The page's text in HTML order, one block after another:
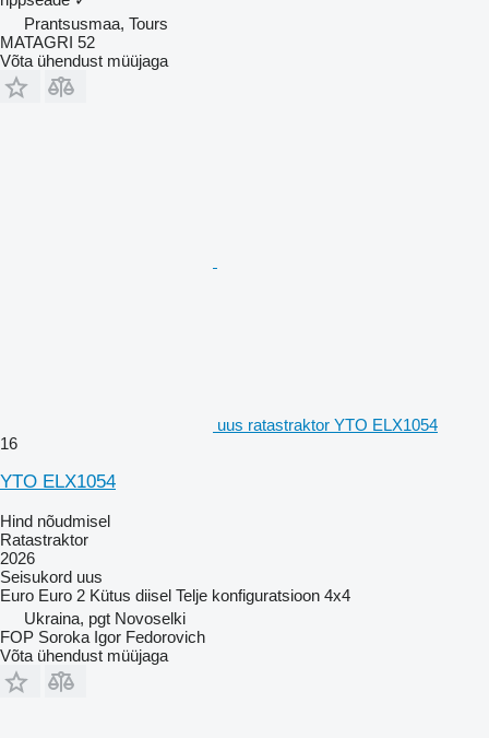
Prantsusmaa, Tours
MATAGRI 52
Võta ühendust müüjaga
uus ratastraktor YTO ELX1054
16
YTO ELX1054
Hind nõudmisel
Ratastraktor
2026
Seisukord uus
Euro Euro 2 Kütus diisel Telje konfiguratsioon 4x4
Ukraina, pgt Novoselki
FOP Soroka Igor Fedorovich
Võta ühendust müüjaga